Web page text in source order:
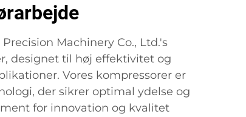
Machinery Co., Ltd.'s
designet til høj effektivitet og
Vores kompressorer er
der sikrer optimal ydelse og
for innovation og kvalitet